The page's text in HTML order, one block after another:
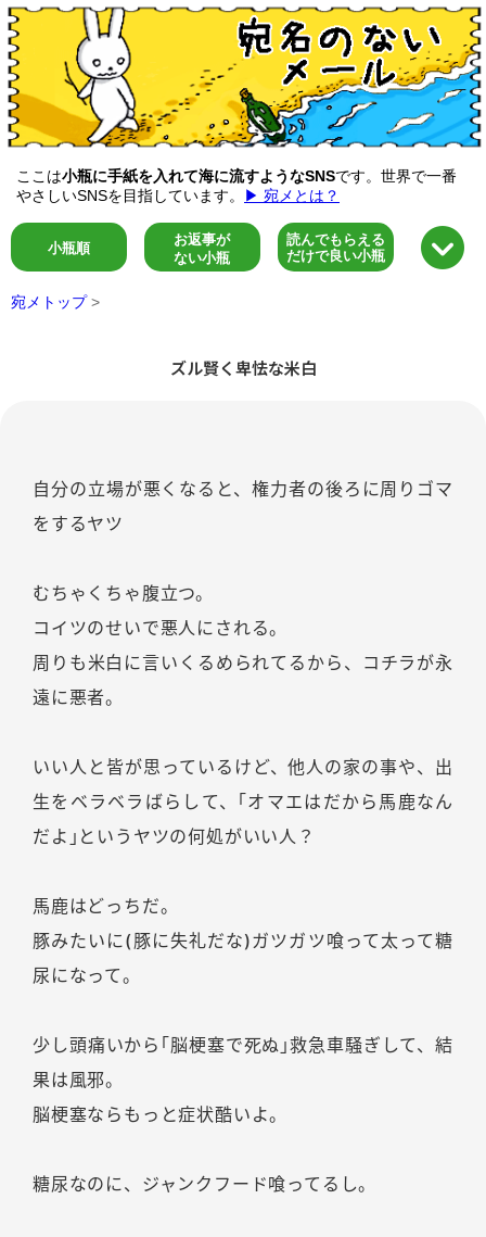
ここは小瓶に手紙を入れて海に流すようなSNSです。世界で一番
やさしいSNSを目指しています。
▶ 宛メとは？
小瓶順
お返事が
ない小瓶
読んでもらえる
だけで良い小瓶
宛メトップ >
ズル賢く卑怯な米白
自分の立場が悪くなると、権力者の後ろに周りゴマ
をするヤツ
むちゃくちゃ腹立つ。
コイツのせいで悪人にされる。
周りも米白に言いくるめられてるから、コチラが永
遠に悪者。
いい人と皆が思っているけど、他人の家の事や、出
生をベラベラばらして、｢オマエはだから馬鹿なん
だよ｣というヤツの何処がいい人？
馬鹿はどっちだ。
豚みたいに(豚に失礼だな)ガツガツ喰って太って糖
尿になって。
少し頭痛いから｢脳梗塞で死ぬ｣救急車騒ぎして、結
果は風邪。
脳梗塞ならもっと症状酷いよ。
糖尿なのに、ジャンクフード喰ってるし。